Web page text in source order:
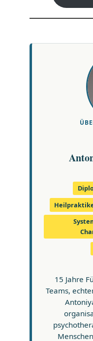
15 Jahre
Teams,